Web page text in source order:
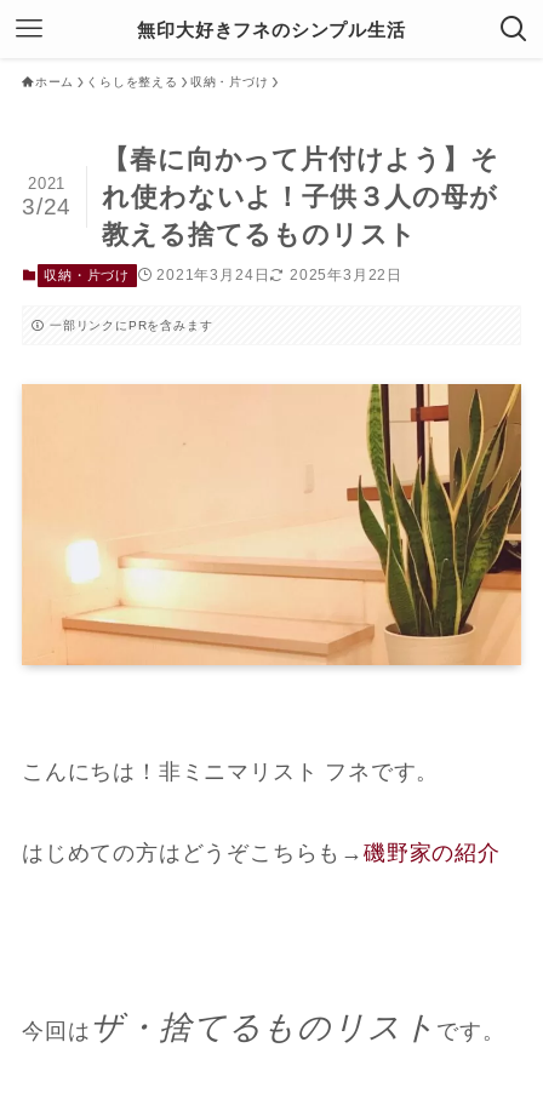
無印大好きフネのシンプル生活
ホーム くらしを整える 収納・片づけ
【春に向かって片付けよう】そ
れ使わないよ！子供３人の母が
教える捨てるものリスト
2021
3/24
収納・片づけ 2021年3月24日 2025年3月22日
一部リンクにPRを含みます
こんにちは！非ミニマリスト フネです。
はじめての方はどうぞこちらも →磯野家の紹介
今回は ザ・捨てるものリスト です。